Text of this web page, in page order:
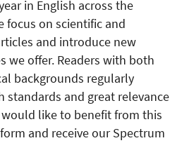
in English across the
focus on scientific and
and introduce new
we offer. Readers with both
backgrounds regularly
standards and great relevance
like to benefit from this
and receive our Spectrum